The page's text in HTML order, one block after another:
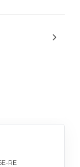
RE